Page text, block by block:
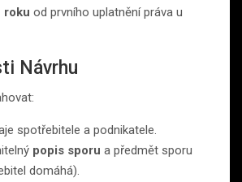
roku od prvního uplatnění práva u
Návrhu
spotřebitele a podnikatele.
popis sporu a předmět sporu
domáhá).